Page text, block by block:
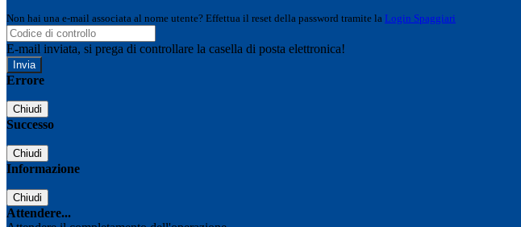
Non hai una e-mail associata al nome utente? Effettua il reset della password tramite la Login Spaggiari
E-mail inviata, si prega di controllare la casella di posta elettronica!
Errore
Chiudi
Successo
Chiudi
Informazione
Chiudi
Attendere...